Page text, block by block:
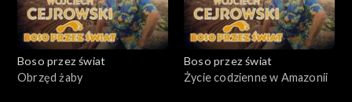
Boso przez świat
Obrzęd żaby
Boso przez świat
Życie codzienne w Amazonii